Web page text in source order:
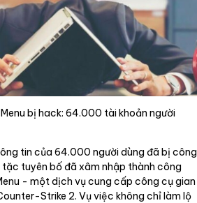
bị hack: 64.000 tài khoản người
tin của 64.000 người dùng đã bị công
tặc tuyên bố đã xâm nhập thành công
- một dịch vụ cung cấp công cụ gian
Strike 2. Vụ việc không chỉ làm lộ